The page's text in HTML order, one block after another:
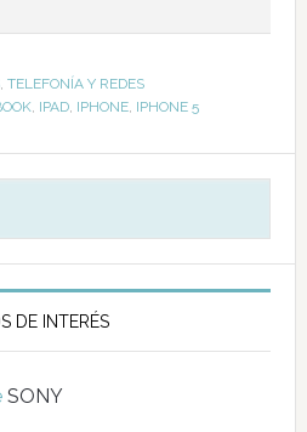
, TELEFONÍA Y REDES
, IPAD, IPHONE, IPHONE 5
DE INTERÉS
SONY